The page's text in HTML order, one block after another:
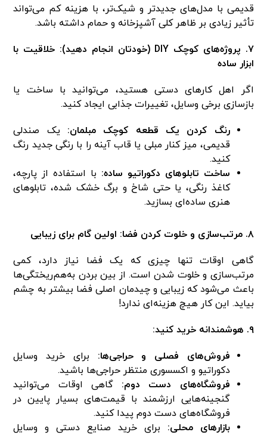
قدیمی با مدل‌های جدیدتر و شیک‌تر، با هزینه کم می‌تواند
تأثیر زیادی بر ظاهر کلی آشپزخانه و حمام داشته باشد.
۷. پروژه‌های کوچک DIY (خودتان انجام دهید): خلاقیت با
ابزار ساده
اگر اهل کارهای دستی هستید، می‌توانید با ساخت یا
بازسازی برخی وسایل، تغییرات جذابی ایجاد کنید.
رنگ کردن یک قطعه کوچک مبلمان: یک صندلی
قدیمی، میز کنار مبلی یا قاب آینه را با رنگی جدید رنگ
کنید.
ساخت تابلوهای دکوراتیو ساده: با استفاده از پارچه،
کاغذ رنگی، یا حتی شاخ و برگ خشک شده، تابلوهای
هنری ساده‌ای بسازید.
۸. مرتب‌سازی و خلوت کردن فضا: اولین گام برای زیبایی
گاهی اوقات تنها چیزی که یک فضا نیاز دارد، کمی
مرتب‌سازی و خلوت شدن است. از بین بردن به‌هم‌ریختگی‌ها
باعث می‌شود که زیبایی و چیدمان اصلی فضا بیشتر به چشم
بیاید. این کار هیچ هزینه‌ای ندارد!
۹. هوشمندانه خرید کنید:
فروش‌های فصلی و حراجی‌ها: برای خرید وسایل
دکوراتیو و اکسسوری منتظر حراجی‌ها باشید.
فروشگاه‌های دست دوم: گاهی اوقات می‌توانید
گنجینه‌هایی ارزشمند با قیمت‌های بسیار پایین در
فروشگاه‌های دست دوم پیدا کنید.
بازارهای محلی: برای خرید صنایع دستی و وسایل